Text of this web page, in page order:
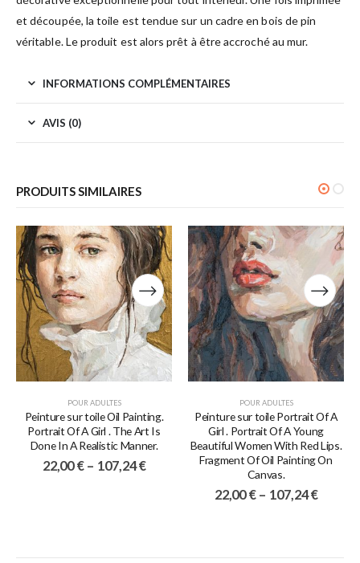
et découpée, la toile est tendue sur un cadre en bois de pin
véritable. Le produit est alors prêt à être accroché au mur.
INFORMATIONS COMPLÉMENTAIRES
AVIS (0)
PRODUITS SIMILAIRES
POUR ADULTES
Peinture sur toile Oil Painting.
Portrait Of A Girl . The Art Is
Done In A Realistic Manner.
22,00€ – 107,24€
POUR ADULTES
Peinture sur toile Portrait Of A
Girl . Portrait Of A Young
Beautiful Women With Red Lips.
Fragment Of Oil Painting On
Canvas.
22,00€ – 107,24€